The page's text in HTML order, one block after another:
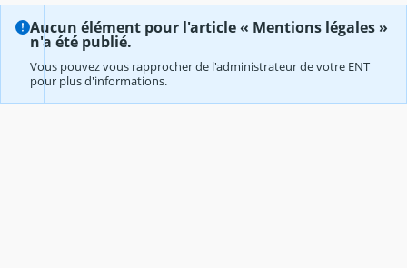
Aucun élément pour l'article « Mentions légales »
n'a été publié.
Vous pouvez vous rapprocher de l'administrateur de votre ENT
pour plus d'informations.